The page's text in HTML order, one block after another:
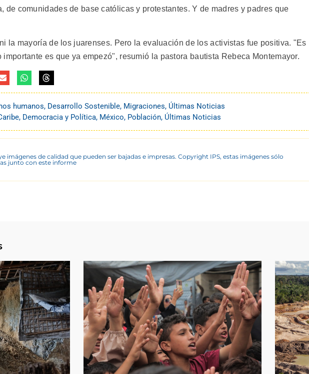
de comunidades de base católicas y protestantes. Y de madres y padres que
la mayoría de los juarenses. Pero la evaluación de los activistas fue positiva. "Es
importante es que ya empezó", resumió la pastora bautista Rebeca Montemayor.
humanos, Desarrollo Sostenible, Migraciones, Últimas Noticias
, Democracia y Política, México, Población, Últimas Noticias
imágenes de calidad que pueden ser bajadas e impresas. Copyright IPS, estas imágenes sólo
junto con este informe